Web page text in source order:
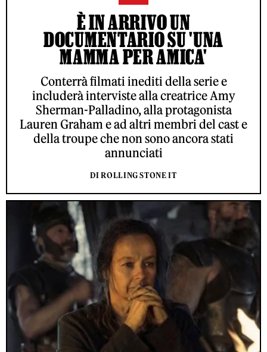
È IN ARRIVO UN
DOCUMENTARIO SU 'UNA
MAMMA PER AMICA'
Conterrà filmati inediti della serie e
includerà interviste alla creatrice Amy
Sherman-Palladino, alla protagonista
Lauren Graham e ad altri membri del cast e
della troupe che non sono ancora stati
annunciati
DI ROLLING STONE IT